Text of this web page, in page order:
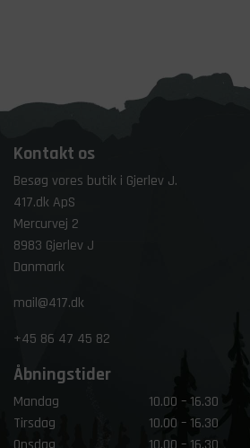
Kontakt os
Besøg vores butik i Gjerlev J.
417.dk ApS
Mercurvej 2
8983 Gjerlev J
Danmark
mail@417.dk
+45 86 47 45 82
Åbningstider
Mandag
10.00 – 16.30
Tirsdag
10.00 – 16.30